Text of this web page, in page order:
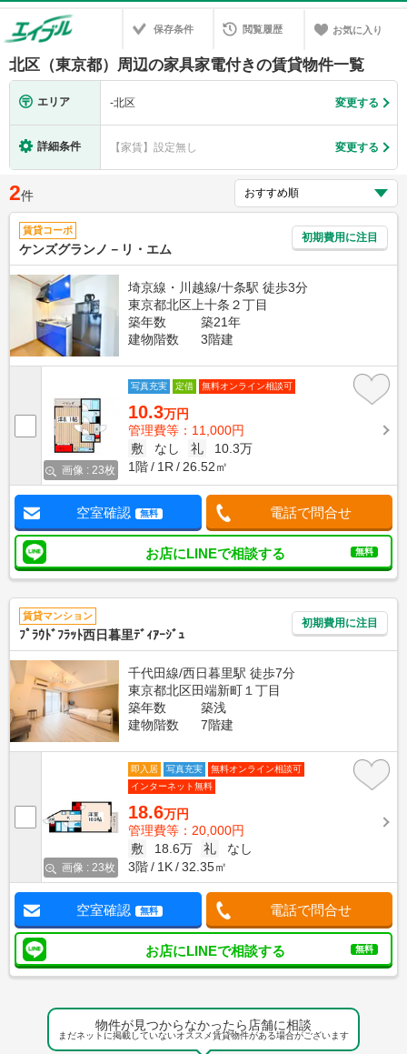
保存条件 閲覧履歴 お気に入り
北区（東京都）周辺の家具家電付きの賃貸物件一覧
エリア -北区 変更する
詳細条件 【家賃】設定無し 変更する
2件
賃貸コーポ
ケンズグランノ－リ・エム
初期費用に注目
埼京線・川越線/十条駅 徒歩3分
東京都北区上十条２丁目
築年数
築21年
建物階数
3階建
画像 : 23枚
写真充実 定借 無料オンライン相談可
10.3万円
管理費等：11,000円
敷
なし 礼
10.3万
1階
1R 26.52㎡
空室確認 無料 電話で問合せ
お店にLINEで相談する 無料
賃貸マンション
ﾌﾟﾗｳﾄﾞﾌﾗｯﾄ西日暮里ﾃﾞｨｱｰｼﾞｭ
初期費用に注目
千代田線/西日暮里駅 徒歩7分
東京都北区田端新町１丁目
築年数
築浅
建物階数
7階建
画像 : 23枚
即入居 写真充実
無料オンライン相談可
インターネット無料
18.6万円
管理費等：20,000円
敷
18.6万 礼
なし
3階
1K 32.35㎡
空室確認 無料 電話で問合せ
お店にLINEで相談する 無料
物件が見つからなかったら店舗に相談
まだネットに掲載していないオススメ賃貸物件がある場合がございます